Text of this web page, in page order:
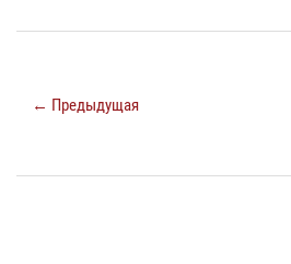
← Предыдущая